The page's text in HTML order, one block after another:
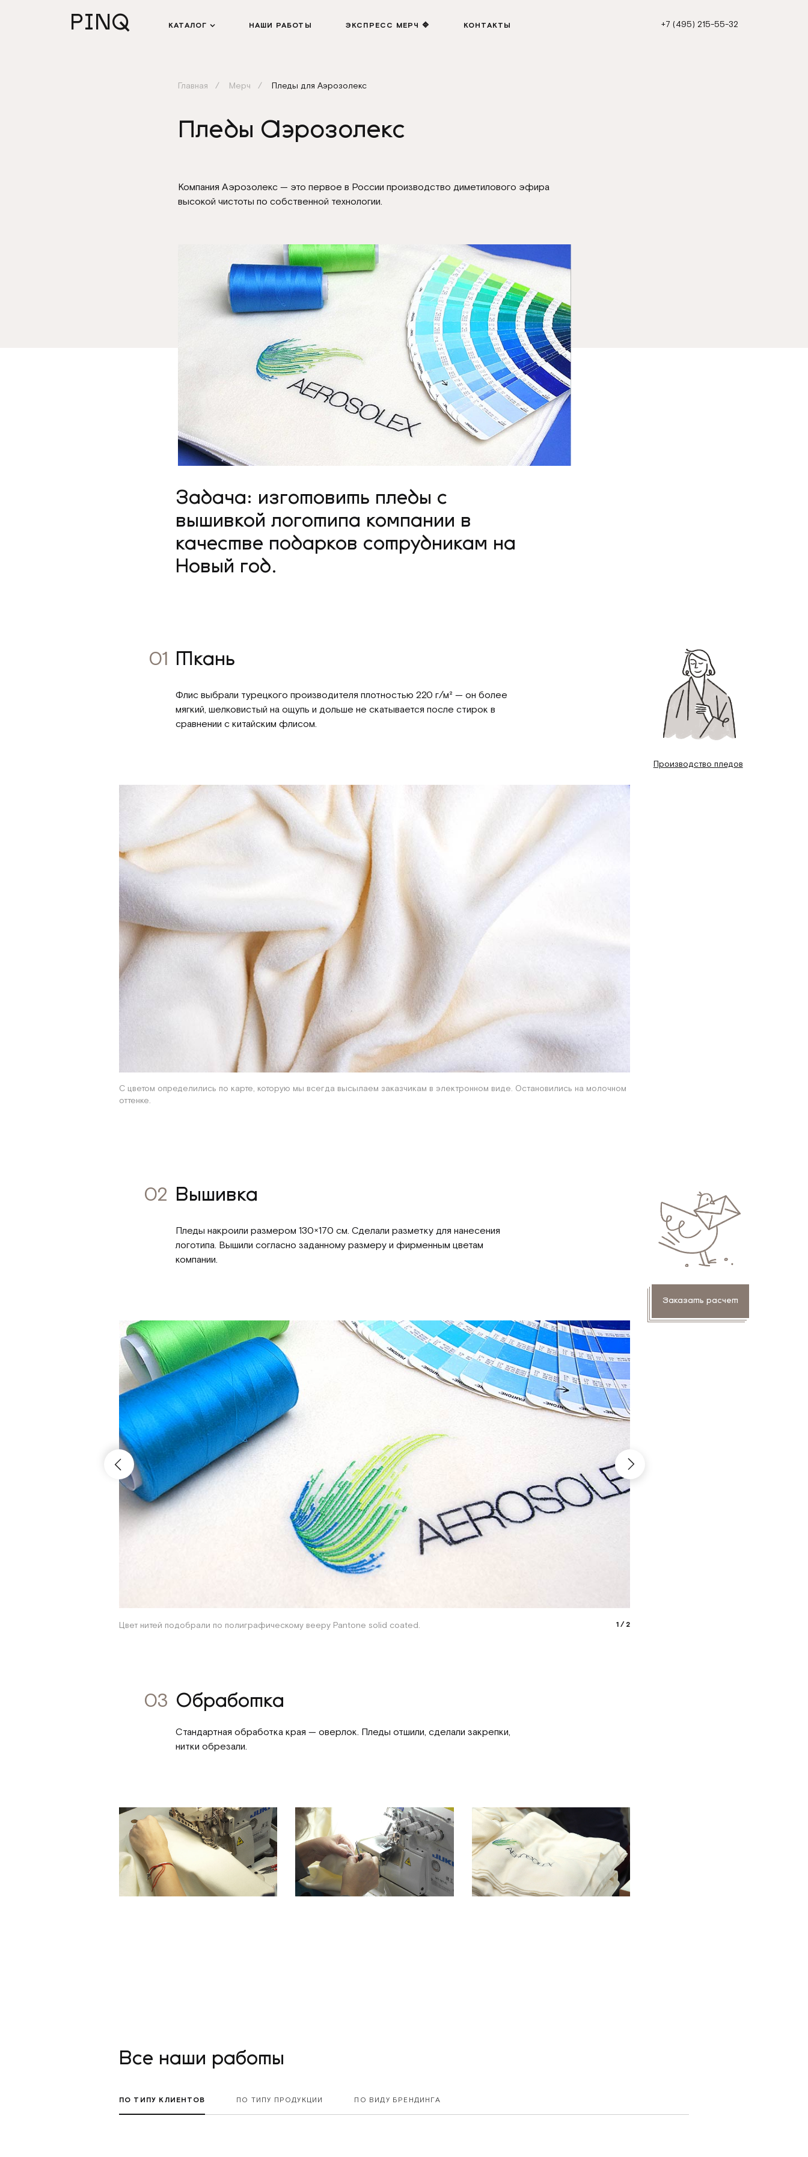
PINQ +7 (495) 215-55-32
КАТАЛОГ НАШИ РАБОТЫ ЭКСПРЕСС МЕРЧ 🔷 КОНТАКТЫ
Главная Мерч Пледы для Аэрозолекс
Пледы Аэрозолекс
Компания Аэрозолекс — это первое в России производство диметилового эфира
высокой чистоты по собственной технологии.
Задача: изготовить пледы с
вышивкой логотипа компании в
качестве подарков сотрудникам на
Новый год.
01 Ткань
Флис выбрали турецкого производителя плотностью 220 г/м² — он более
мягкий, шелковистый на ощупь и дольше не скатывается после стирок в
сравнении с китайским флисом.
Производство пледов
С цветом определились по карте, которую мы всегда высылаем заказчикам в электронном виде. Остановились на молочном
оттенке.
02 Вышивка
Пледы накроили размером 130×170 см. Сделали разметку для нанесения
логотипа. Вышили согласно заданному размеру и фирменным цветам
компании.
Заказать расчет
Цвет нитей подобрали по полиграфическому вееру Pantone solid coated. 1 / 2
03 Обработка
Стандартная обработка края — оверлок. Пледы отшили, сделали закрепки,
нитки обрезали.
Все наши работы
ПО ТИПУ КЛИЕНТОВ ПО ТИПУ ПРОДУКЦИИ ПО ВИДУ БРЕНДИНГА